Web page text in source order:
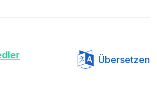
Übersetzen